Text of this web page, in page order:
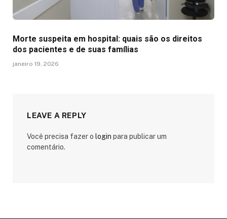
Morte suspeita em hospital: quais são os direitos
dos pacientes e de suas famílias
janeiro 19, 2026
LEAVE A REPLY
Você precisa fazer o login para publicar um
comentário.